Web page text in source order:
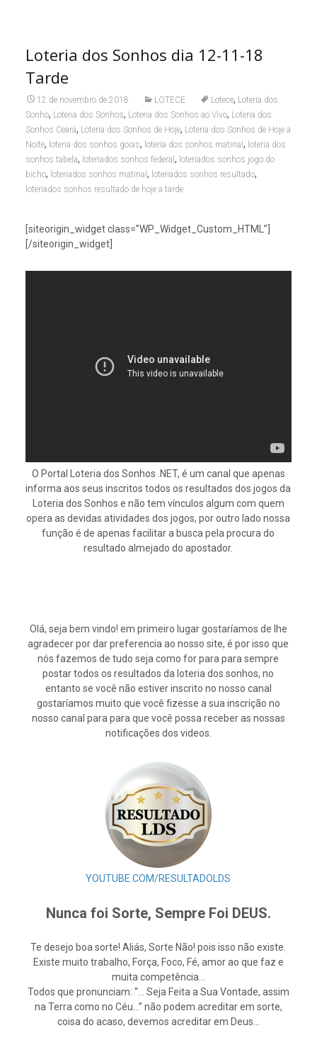
Loteria dos Sonhos dia 12-11-18
Tarde
12 de novembro de 2018 LOTECE Lotece, Loteria dos
Sonho, Loteria dos Sonhos, Loteria dos Sonhos ao Vivo, Loteria dos
Sonhos Ceará, Loteria dos Sonhos de Hoje, Loteria dos Sonhos de Hoje a
Noite, loteria dos sonhos goias, loteria dos sonhos matinal , loteria dos
sonhos tabela, loteriados sonhos federal , loteriados sonhos jogo do
bicho, loteriados sonhos matinal , loteriados sonhos resultado,
loteriados sonhos resultado de hoje a tarde
[siteorigin_widget class=”WP_Widget_Custom_HTML”]
[/siteorigin_widget]
O Portal Loteria dos Sonhos .NET, é um canal que apenas
informa aos seus inscritos todos os resultados dos jogos da
Loteria dos Sonhos e não tem vínculos algum com quem
opera as devidas atividades dos jogos, por outro lado nossa
função é de apenas facilitar a busca pela procura do
resultado almejado do apostador.
Olá, seja bem vindo! em primeiro lugar gostaríamos de lhe
agradecer por dar preferencia ao nosso site, é por isso que
nós fazemos de tudo seja como for para para sempre
postar todos os resultados da loteria dos sonhos, no
entanto se você não estiver inscrito no nosso canal
gostaríamos muito que você fizesse a sua inscrição no
nosso canal para para que você possa receber as nossas
notificações dos videos.
YOUTUBE.COM/RESULTADOLDS
Nunca foi Sorte, Sempre Foi DEUS.
Te desejo boa sorte! Aliás, Sorte Não! pois isso não existe.
Existe muito trabalho, Força, Foco, Fé, amor ao que faz e
muita competência…
Todos que pronunciam: “… Seja Feita a Sua Vontade, assim
na Terra como no Céu…” não podem acreditar em sorte,
coisa do acaso, devemos acreditar em Deus…